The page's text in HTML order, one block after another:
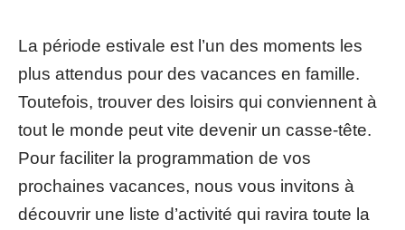
La période estivale est l’un des moments les
plus attendus pour des vacances en famille.
Toutefois, trouver des loisirs qui conviennent à
tout le monde peut vite devenir un casse-tête.
Pour faciliter la programmation de vos
prochaines vacances, nous vous invitons à
découvrir une liste d’activité qui ravira toute la